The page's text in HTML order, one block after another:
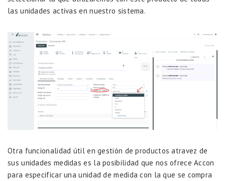
las unidades activas en nuestro sistema.
Otra funcionalidad útil en gestión de productos atravez de
sus unidades medidas es la posibilidad que nos ofrece Accon
para especificar una unidad de medida con la que se compra